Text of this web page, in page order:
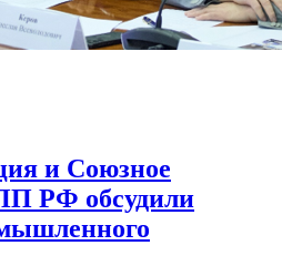
и Союзное
РФ обсудили